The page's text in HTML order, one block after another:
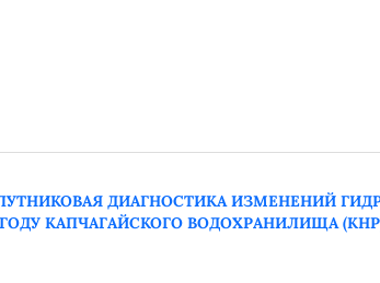
ДИАГНОСТИКА ИЗМЕНЕНИЙ
ГОДУ КАПЧАГАЙСКОГО ВОДОХРАНИЛИЩА